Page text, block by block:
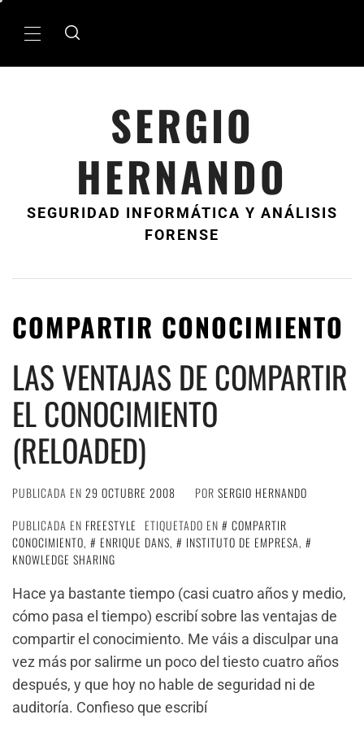
MenÃº
SERGIO
HERNANDO
SEGURIDAD INFORMÁTICA Y ANÁLISIS
FORENSE
COMPARTIR CONOCIMIENTO
LAS VENTAJAS DE COMPARTIR
EL CONOCIMIENTO
(RELOADED)
PUBLICADA EN 29 OCTUBRE 2008 POR SERGIO HERNANDO
PUBLICADA EN FREESTYLE ETIQUETADO EN
COMPARTIR
CONOCIMIENTO, ENRIQUE DANS, INSTITUTO DE EMPRESA,
KNOWLEDGE SHARING
Hace ya bastante tiempo (casi cuatro años y medio,
cómo pasa el tiempo) escribí sobre las ventajas de
compartir el conocimiento. Me váis a disculpar una
vez más por salirme un poco del tiesto cuatro años
después, y que hoy no hable de seguridad ni de
auditoría. Confieso que escribí